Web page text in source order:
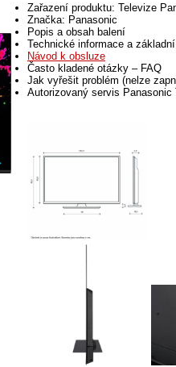
Zařazení produktu: Televize
Značka: Panasonic
Popis a obsah balení
Technické informace a
Návod k obsluze
Často kladené otázky – FAQ
Jak vyřešit problém (nelze
Autorizovaný servis Panasonic